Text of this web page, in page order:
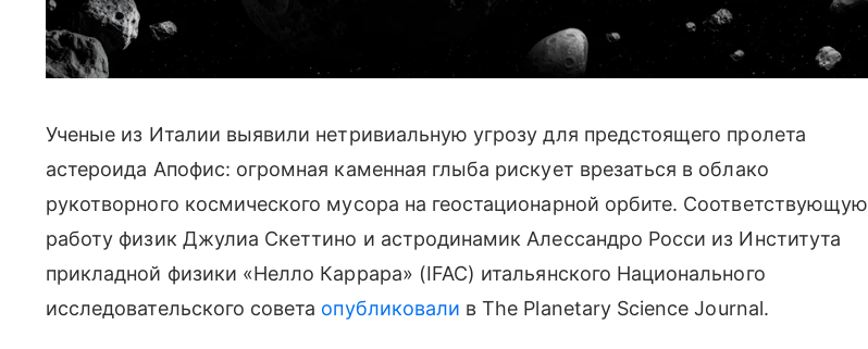
Ученые из Италии выявили нетривиальную угрозу для предстоящего пролета
астероида Апофис: огромная каменная глыба рискует врезаться в облако
рукотворного космического мусора на геостационарной орбите. Соответствующую
работу физик Джулиа Скеттино и астродинамик Алессандро Росси из Института
прикладной физики «Нелло Каррара» (IFAC) итальянского Национального
исследовательского совета опубликовали в The Planetary Science Journal.